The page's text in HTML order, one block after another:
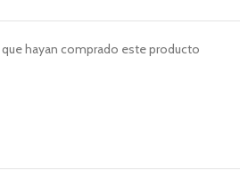
hayan comprado este producto